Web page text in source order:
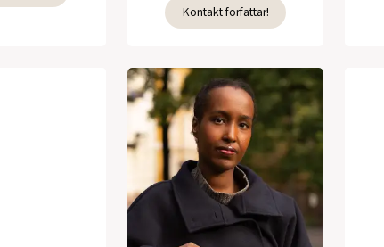
Kontakt forfattar!